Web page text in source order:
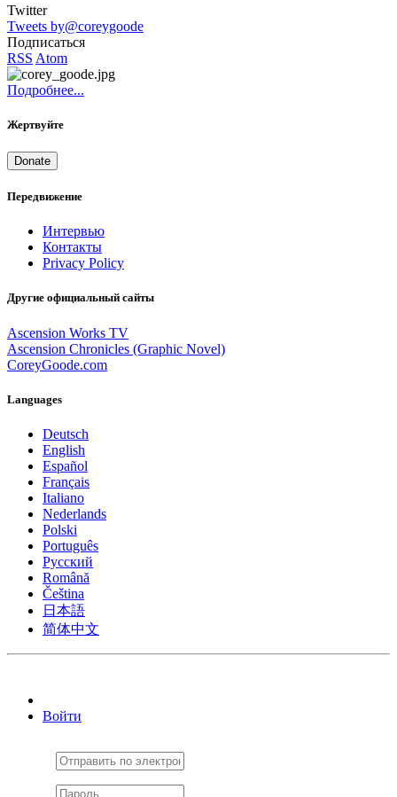
Twitter
Tweets by@coreygoode
Подписаться
RSS Atom
Подробнее...
Жертвуйте
Donate
Передвижение
Интервью
Контакты
Privacy Policy
Другие официальный сайты
Ascension Works TV
Ascension Chronicles (Graphic Novel)
CoreyGoode.com
Languages
Deutsch
English
Español
Français
Italiano
Nederlands
Polski
Português
Pусский
Română
Čeština
日本語
简体中文
Войти